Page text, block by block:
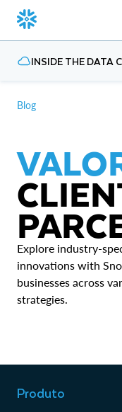
INSIDE THE DATA
Blog
Explore industry-
innovations with
businesses across
strategies.
Produto